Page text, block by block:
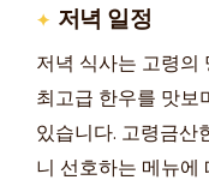
저녁 일정
저녁 식사는 고령의
최고급 한우를 맛보
있습니다. 고령금산
니 선호하는 메뉴에